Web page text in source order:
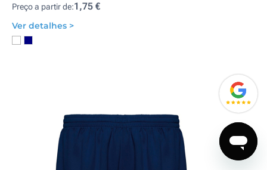
Preço a partir de:1,75 €
Ver detalhes >